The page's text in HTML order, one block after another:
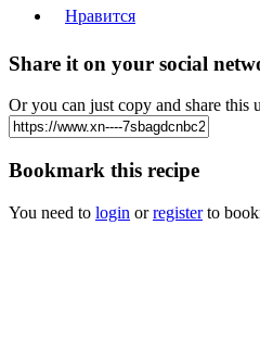
Нравится
Share it on your social
Or you can just copy and share this
Bookmark this recipe
You need to login orregisterto